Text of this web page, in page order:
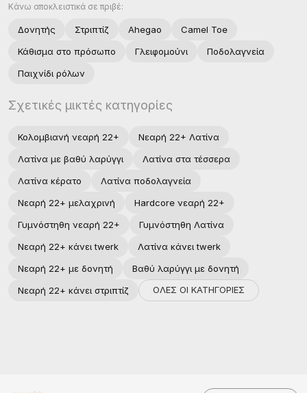
Κάνω αποκλειστικά σε πριβέ:
Δονητής Στριπτίζ Ahegao
Camel Toe
Κάθισμα στο πρόσωπο
Γλειφομούνι
Ποδολαγνεία
Παιχνίδι ρόλων
Σχετικές μικτές κατηγορίες
Κολομβιανή νεαρή 22+
Νεαρή 22+ Λατίνα
Λατίνα με βαθύ λαρύγγι
Λατίνα στα τέσσερα
Λατίνα κέρατο
Λατίνα ποδολαγνεία
Νεαρή 22+ μελαχρινή
Hardcore νεαρή 22+
Γυμνόστηθη νεαρή 22+
Γυμνόστηθη Λατίνα
Νεαρή 22+ κάνει twerk
Λατίνα κάνει twerk
Νεαρή 22+ με δονητή
Βαθύ λαρύγγι με δονητή
Νεαρή 22+ κάνει στριπτίζ
ΟΛΕΣ ΟΙ ΚΑΤΗΓΟΡΙΕΣ